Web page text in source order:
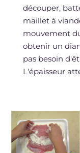
découper,
maillet à
mouvement
obtenir un
pas besoin
L'épaisseur